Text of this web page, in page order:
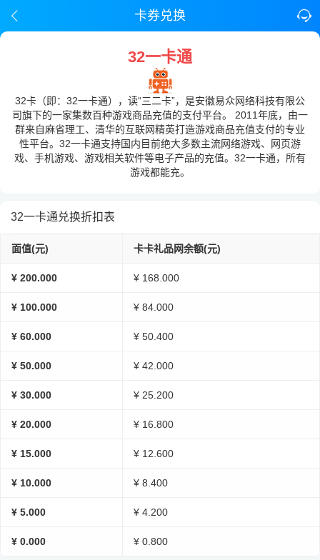
卡券兑换
32一卡通
32卡（即：32一卡通），读“三二卡”，是安徽易众网络科技有限公
司旗下的一家集数百种游戏商品充值的支付平台。 2011年底，由一
群来自麻省理工、清华的互联网精英打造游戏商品充值支付的专业
性平台。32一卡通支持国内目前绝大多数主流网络游戏、网页游
戏、手机游戏、游戏相关软件等电子产品的充值。32一卡通，所有
游戏都能充。
32一卡通兑换折扣表
面值(元) 卡卡礼品网余额(元)
¥ 200.000 ¥ 168.000
¥ 100.000 ¥ 84.000
¥ 60.000 ¥ 50.400
¥ 50.000 ¥ 42.000
¥ 30.000 ¥ 25.200
¥ 20.000 ¥ 16.800
¥ 15.000 ¥ 12.600
¥ 10.000 ¥ 8.400
¥ 5.000 ¥ 4.200
¥ 0.000 ¥ 0.800